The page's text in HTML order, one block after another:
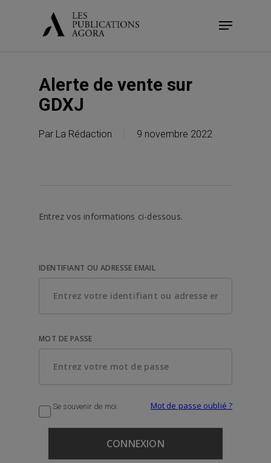
Menu
Alerte de vente sur
GDXJ
Par La Rédaction 9 novembre 2022
Entrez vos informations ci-dessous.
IDENTIFIANT OU ADRESSE EMAIL
MOT DE PASSE
Se souvenir de moi Mot de passe oublié ?